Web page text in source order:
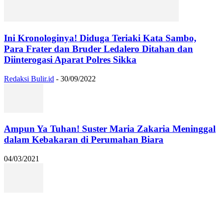
Ini Kronologinya! Diduga Teriaki Kata Sambo,
Para Frater dan Bruder Ledalero Ditahan dan
Diinterogasi Aparat Polres Sikka
Redaksi Bulir.id - 30/09/2022
Ampun Ya Tuhan! Suster Maria Zakaria Meninggal
dalam Kebakaran di Perumahan Biara
04/03/2021